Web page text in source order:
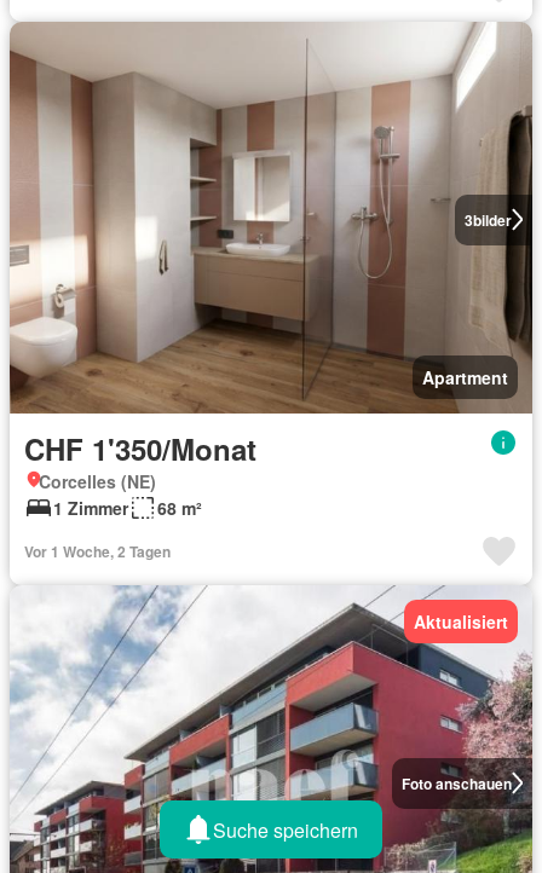
3bilder
Apartment
CHF 1'350/Monat
Corcelles (NE)
1 Zimmer
68 m²
Vor 1 Woche, 2 Tagen
Foto anschauen
Aktualisiert
Suche speichern